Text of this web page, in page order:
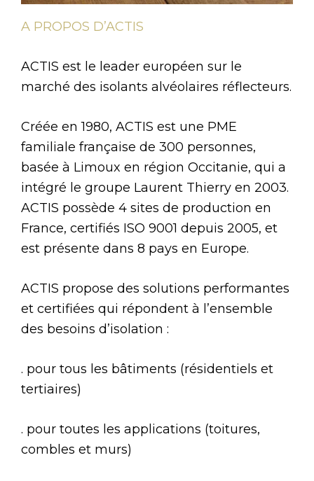
A PROPOS D’ACTIS
ACTIS est le leader européen sur le
marché des isolants alvéolaires réflecteurs.
Créée en 1980, ACTIS est une PME
familiale française de 300 personnes,
basée à Limoux en région Occitanie, qui a
intégré le groupe Laurent Thierry en 2003.
ACTIS possède 4 sites de production en
France, certifiés ISO 9001 depuis 2005, et
est présente dans 8 pays en Europe.
ACTIS propose des solutions performantes
et certifiées qui répondent à l’ensemble
des besoins d’isolation :
. pour tous les bâtiments (résidentiels et
tertiaires)
. pour toutes les applications (toitures,
combles et murs)